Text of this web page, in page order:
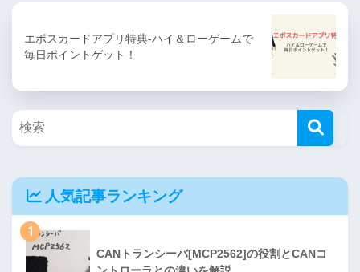
エポスカードアプリ特典-ハイ＆ローゲームで
毎日ポイントゲット！
人気記事ランキング
1
CANトランシーバ[MCP2562]の役割とCANコ